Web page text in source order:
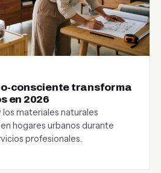
consciente transforma
en 2026
materiales naturales
hogares urbanos durante
profesionales.